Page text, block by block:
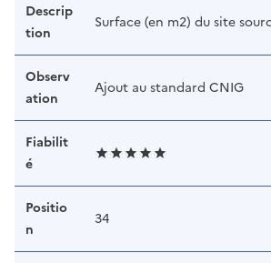
Descrip
tion
Surface (en m2) du site
Observ
ation
Ajout au standard CNIG
Fiabilit
é
Positio
n
34